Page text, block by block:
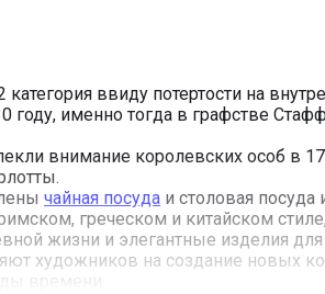
категория ввиду потертости на
году, именно тогда в графстве
внимание королевских особ в
чайная посуда и столовая
греческом и китайском
жизни и элегантные изделия
художников на создание новых
времени.